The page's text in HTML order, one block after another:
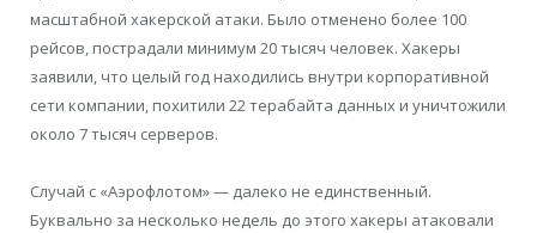
масштабной хакерской атаки. Было отменено более 100
рейсов, пострадали минимум 20 тысяч человек. Хакеры
заявили, что целый год находились внутри корпоративной
сети компании, похитили 22 терабайта данных и уничтожили
около 7 тысяч серверов.
Случай с «Аэрофлотом» — далеко не единственный.
Буквально за несколько недель до этого хакеры атаковали